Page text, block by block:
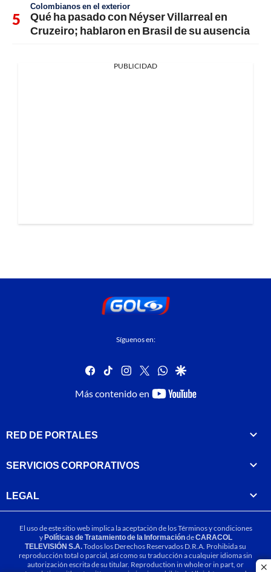
Colombianos en el exterior
Qué ha pasado con Néyser Villarreal en
Cruzeiro; hablaron en Brasil de su ausencia
PUBLICIDAD
Síguenos en:
facebook
tiktok instagram
twitterwhatsapp
google
Más contenido en
youtube-
RED DE PORTALES
SERVICIOS CORPORATIVOS
LEGAL
El uso de este sitio web implica la aceptación de losTérminos y condiciones
yPolíticas de Tratamiento de la InformacióndeCARACOL
TELEVISIÓN S.A.Todos los Derechos Reservados D.R.A. Prohibida su
reproducción total o parcial, así como su traducción a cualquier idioma sin
autorización escrita de su titular. Reproduction in whole or in part, or